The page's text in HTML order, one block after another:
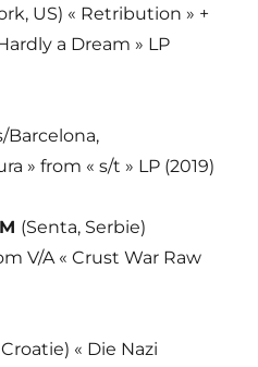
US) « Retribution » +
a Dream » LP
Barcelona,
» from « s/t » LP (2019)
(Senta, Serbie)
V/A « Crust War Raw
« Die Nazi